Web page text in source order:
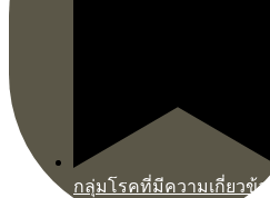
กลุ่มโรคที่มีความเกี่ยวข้อง